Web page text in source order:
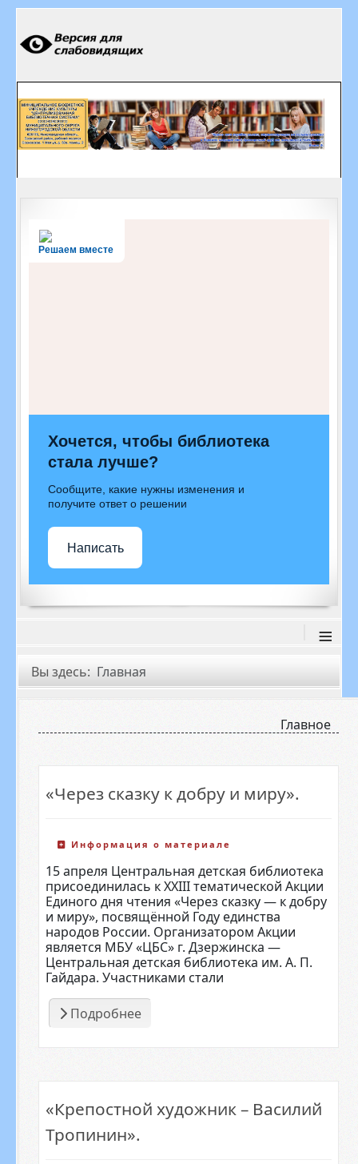
Решаем вместе
Хочется, чтобы библиотека
стала лучше?
Сообщите, какие нужны изменения и
получите ответ о решении
Написать
≡
Вы здесь: Главная
Главное
«Через сказку к добру и миру».
Информация о материале
15 апреля Центральная детская библиотека
присоединилась к XXIII тематической Акции
Единого дня чтения «Через сказку — к добру
и миру», посвящённой Году единства
народов России. Организатором Акции
является МБУ «ЦБС» г. Дзержинска —
Центральная детская библиотека им. А. П.
Гайдара. Участниками стали
Подробнее
«Крепостной художник – Василий
Тропинин».